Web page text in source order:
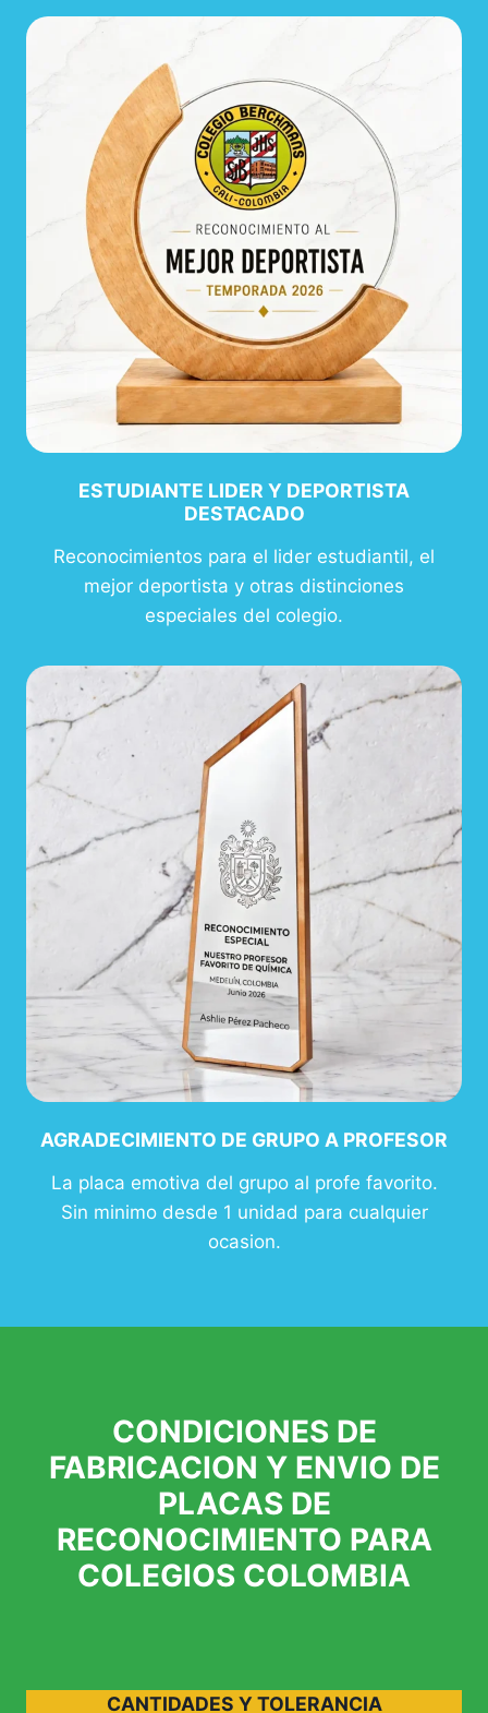
ESTUDIANTE LIDER Y DEPORTISTA
DESTACADO
Reconocimientos para el lider estudiantil, el
mejor deportista y otras distinciones
especiales del colegio.
AGRADECIMIENTO DE GRUPO A PROFESOR
La placa emotiva del grupo al profe favorito.
Sin minimo desde 1 unidad para cualquier
ocasion.
CONDICIONES DE
FABRICACION Y ENVIO DE
PLACAS DE
RECONOCIMIENTO PARA
COLEGIOS COLOMBIA
CANTIDADES Y TOLERANCIA